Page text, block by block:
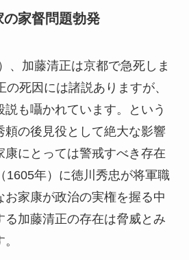
家督問題勃発
、加藤清正は京都で急死しま
の死因には諸説ありますが、
も囁かれています。という
頼の後見役として絶大な影響
康にとっては警戒すべき存在
1605年）に徳川秀忠が将軍職
お家康が政治の実権を握る中
る加藤清正の存在は脅威とみ